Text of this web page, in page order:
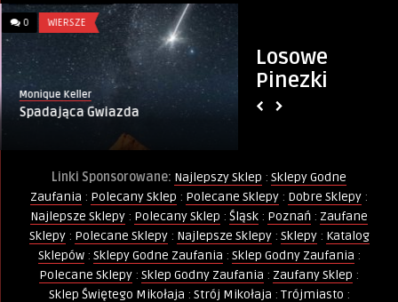
Losowe
Pinezki
0 WIERSZE
Monique Keller
Spadająca Gwiazda
Linki Sponsorowane: Najlepszy Sklep : Sklepy Godne
Zaufania : Polecany Sklep : Polecane Sklepy : Dobre Sklepy :
Najlepsze Sklepy : Polecany Sklep : Śląsk : Poznań : Zaufane
Sklepy: Polecane Sklepy: Najlepsze Sklepy: Sklepy: Katalog
Sklepów: Sklepy Godne Zaufania : Sklep Godny Zaufania :
Polecane Sklepy : Sklep Godny Zaufania : Zaufany Sklep :
Sklep Świętego Mikołaja : Strój Mikołaja : Trójmiasto :